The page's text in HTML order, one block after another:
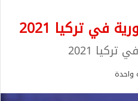
في تركيا 2021
2021
واحدة